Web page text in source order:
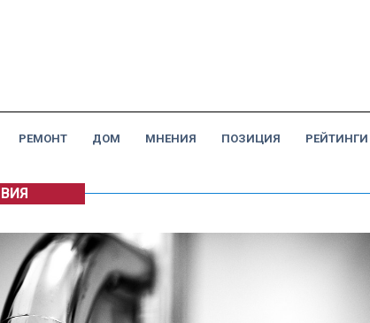
РЕМОНТ ДОМ МНЕНИЯ ПОЗИЦИЯ РЕЙТИНГИ